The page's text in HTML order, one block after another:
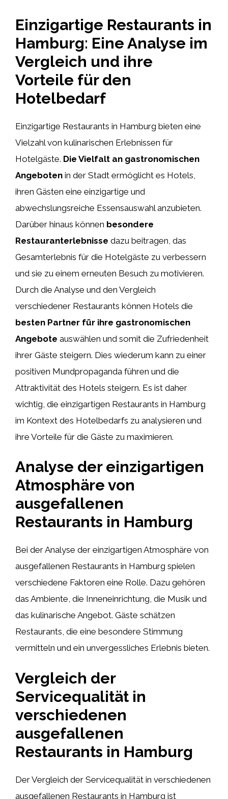
Einzigartige Restaurants in
Hamburg: Eine Analyse im
Vergleich und ihre
Vorteile für den
Hotelbedarf
Einzigartige Restaurants in Hamburg bieten eine
Vielzahl von kulinarischen Erlebnissen für
Hotelgäste. Die Vielfalt an gastronomischen
Angeboten in der Stadt ermöglicht es Hotels,
ihren Gästen eine einzigartige und
abwechslungsreiche Essensauswahl anzubieten.
Darüber hinaus können besondere
Restauranterlebnisse dazu beitragen, das
Gesamterlebnis für die Hotelgäste zu verbessern
und sie zu einem erneuten Besuch zu motivieren.
Durch die Analyse und den Vergleich
verschiedener Restaurants können Hotels die
besten Partner für ihre gastronomischen
Angebote auswählen und somit die Zufriedenheit
ihrer Gäste steigern. Dies wiederum kann zu einer
positiven Mundpropaganda führen und die
Attraktivität des Hotels steigern. Es ist daher
wichtig, die einzigartigen Restaurants in Hamburg
im Kontext des Hotelbedarfs zu analysieren und
ihre Vorteile für die Gäste zu maximieren.
Analyse der einzigartigen
Atmosphäre von
ausgefallenen
Restaurants in Hamburg
Bei der Analyse der einzigartigen Atmosphäre von
ausgefallenen Restaurants in Hamburg spielen
verschiedene Faktoren eine Rolle. Dazu gehören
das Ambiente, die Inneneinrichtung, die Musik und
das kulinarische Angebot. Gäste schätzen
Restaurants, die eine besondere Stimmung
vermitteln und ein unvergessliches Erlebnis bieten.
Vergleich der
Servicequalität in
verschiedenen
ausgefallenen
Restaurants in Hamburg
Der Vergleich der Servicequalität in verschiedenen
ausgefallenen Restaurants in Hamburg ist